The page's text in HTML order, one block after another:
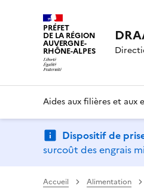
PRÉFET
DE LA RÉGION
AUVERGNE-
RHÔNE-ALPES
Aides aux filières et aux
Dispositif de
surcoût des engrais
Accueil Alimentation